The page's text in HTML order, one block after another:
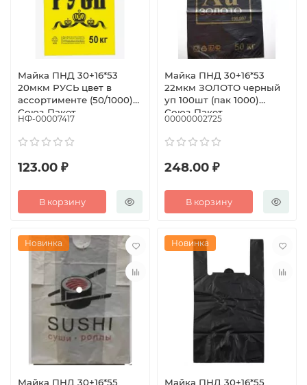
Майка ПНД 30+16*53
20мкм РУСЬ цвет в
ассортименте (50/1000)
Союз-Пакет
НФ-00007417
123.00 ₽
В корзину
Майка ПНД 30+16*53
22мкм ЗОЛОТО черный
уп 100шт (пак 1000)
Союз-Пакет
00000002725
248.00 ₽
В корзину
Новинка
Майка ПНД 30+16*55
Новинка
Майка ПНД 30+16*55